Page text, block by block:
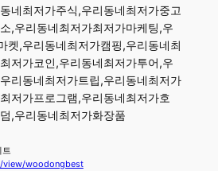
네최저가주식,우리동네최저가중고
,우리동네최저가최저가마케팅,우
켓,우리동네최저가캠핑,우리동네최
저가코인,우리동네최저가투어,우
리동네최저가트립,우리동네최저가
저가프로그램,우리동네최저가호
,우리동네최저가화장품
트
woodongbest